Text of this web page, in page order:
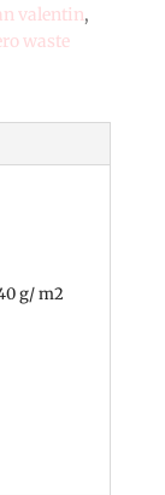
valentin,
waste
g/ m2